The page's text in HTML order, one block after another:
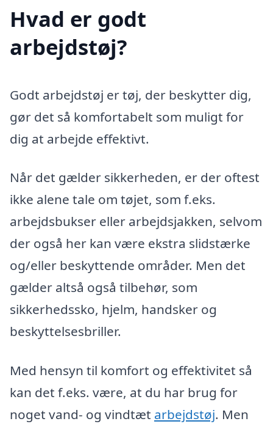
Hvad er godt
arbejdstøj?
Godt arbejdstøj er tøj, der beskytter dig,
gør det så komfortabelt som muligt for
dig at arbejde effektivt.
Når det gælder sikkerheden, er der oftest
ikke alene tale om tøjet, som f.eks.
arbejdsbukser eller arbejdsjakken, selvom
der også her kan være ekstra slidstærke
og/eller beskyttende områder. Men det
gælder altså også tilbehør, som
sikkerhedssko, hjelm, handsker og
beskyttelsesbriller.
Med hensyn til komfort og effektivitet så
kan det f.eks. være, at du har brug for
noget vand- og vindtæt arbejdstøj. Men